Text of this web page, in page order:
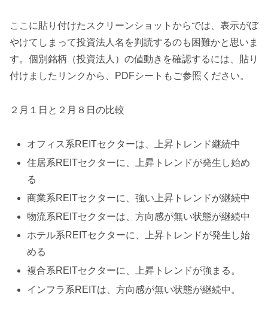
ここに貼り付けたスクリーンショットからでは、表示がぼ
やけてしまって投資法人名を判読するのも困難かと思いま
す。個別銘柄（投資法人）の値動きを確認するには、貼り
付けましたリンクから、PDFシートもご参照ください。
２月１日と２月８日の比較
オフィス系REITセクターは、上昇トレンド継続中
住居系REITセクターに、上昇トレンドが発生し始め
る
商業系REITセクターに、強い上昇トレンドが継続中
物流系REITセクターは、方向感が無い状態が継続中
ホテル系REITセクターに、上昇トレンドが発生し始
める
複合系REITセクターに、上昇トレンドが強まる。
インフラ系REITは、方向感が無い状態が継続中。